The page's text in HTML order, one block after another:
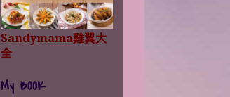
Sandymama雞翼大
全
My BOOK